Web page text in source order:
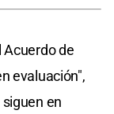
Acuerdo de
evaluación",
en